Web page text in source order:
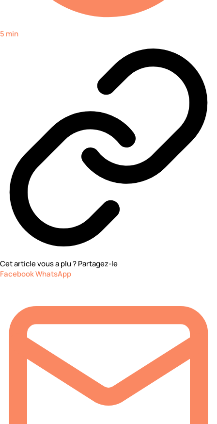
5 min
Cet article vous a plu ? Partagez-le
FacebookWhatsApp